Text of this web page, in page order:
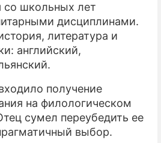
школьных лет
дисциплинами.
литература и
английский,
получение
на филологическом
сумел переубедить ее
выбор.